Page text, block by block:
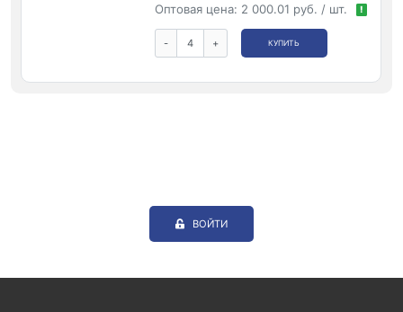
Оптовая цена: 2 000.01 руб. / шт. !
- + КУПИТЬ
ВОЙТИ